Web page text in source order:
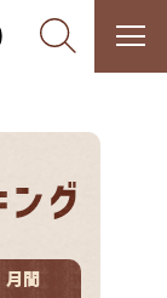
月間